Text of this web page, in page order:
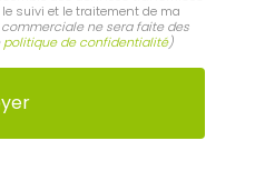
suivi et le traitement de ma
ne sera faite des
politique de confidentialité)